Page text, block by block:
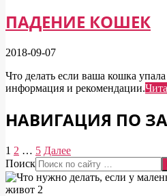
ПАДЕНИЕ КОШЕК
2018-09-07
Что делать если ваша кошка
информация и рекомендации.
НАВИГАЦИЯ ПО
1 2 … 5 Далее
Поиск